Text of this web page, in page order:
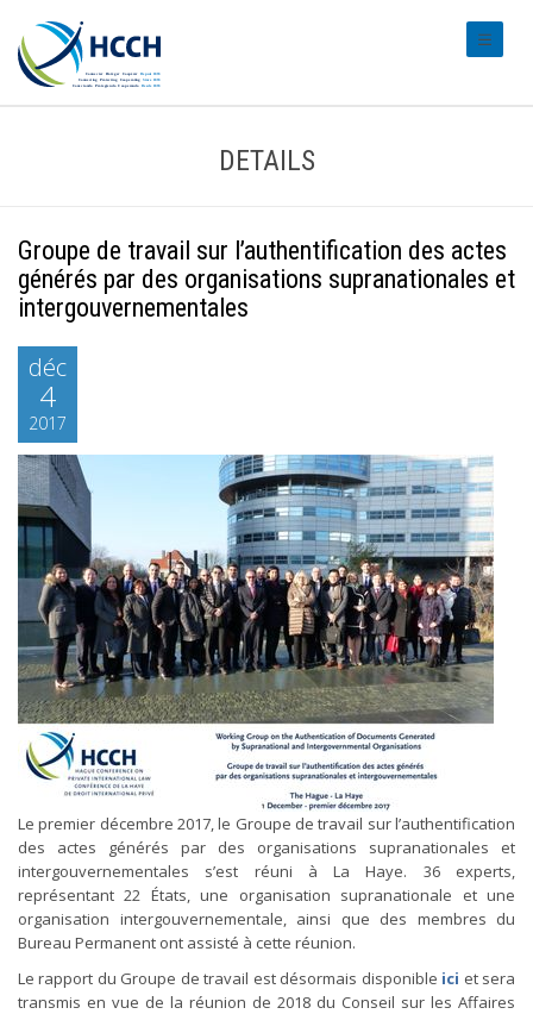
DETAILS
Groupe de travail sur l’authentification des actes
générés par des organisations supranationales et
intergouvernementales
déc
4
2017
Le premier décembre 2017, le Groupe de travail sur l’authentification
des actes générés par des organisations supranationales et
intergouvernementales s’est réuni à La Haye. 36 experts,
représentant 22 États, une organisation supranationale et une
organisation intergouvernementale, ainsi que des membres du
Bureau Permanent ont assisté à cette réunion.
Le rapport du Groupe de travail est désormais disponible ici et sera
transmis en vue de la réunion de 2018 du Conseil sur les Affaires